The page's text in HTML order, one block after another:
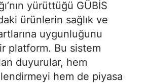
yürüttüğü GÜBİS
ürünlerin sağlık ve
uygunluğunu
platform. Bu sistem
duyurular, hem
hem de piyasa